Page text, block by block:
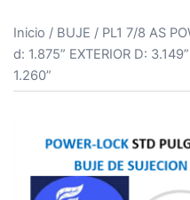
Inicio / BUJE / PL1 7/8 AS
d: 1.875” EXTERIOR D:
1.260”